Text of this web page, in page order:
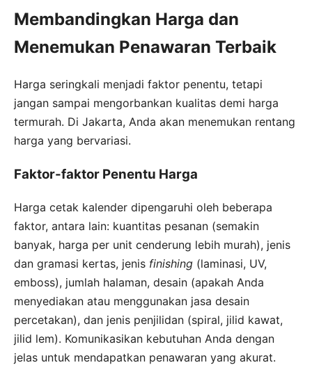
Membandingkan Harga dan
Menemukan Penawaran Terbaik
Harga seringkali menjadi faktor penentu, tetapi
jangan sampai mengorbankan kualitas demi harga
termurah. Di Jakarta, Anda akan menemukan rentang
harga yang bervariasi.
Faktor-faktor Penentu Harga
Harga cetak kalender dipengaruhi oleh beberapa
faktor, antara lain: kuantitas pesanan (semakin
banyak, harga per unit cenderung lebih murah), jenis
dan gramasi kertas, jenis finishing (laminasi, UV,
emboss), jumlah halaman, desain (apakah Anda
menyediakan atau menggunakan jasa desain
percetakan), dan jenis penjilidan (spiral, jilid kawat,
jilid lem). Komunikasikan kebutuhan Anda dengan
jelas untuk mendapatkan penawaran yang akurat.